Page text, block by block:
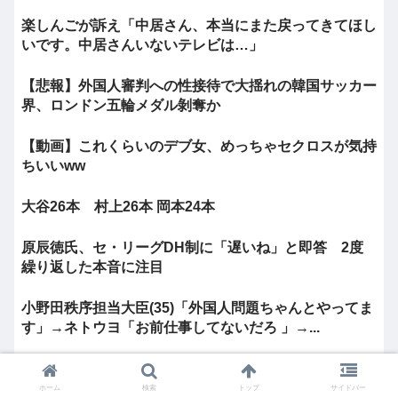
楽しんごが訴え「中居さん、本当にまた戻ってきてほし
いです。中居さんいないテレビは…」
【悲報】外国人審判への性接待で大揺れの韓国サッカー
界、ロンドン五輪メダル剝奪か
【動画】これくらいのデブ女、めっちゃセクロスが気持
ちいいww
大谷26本 村上26本 岡本24本
原辰徳氏、セ・リーグDH制に「遅いね」と即答 2度
繰り返した本音に注目
小野田秩序担当大臣(35)「外国人問題ちゃんとやってま
す」→ネトウヨ「お前仕事してないだろ 」→...
「不当扱いだったか」張本美和に敗れた中国選手、タイ
ムアウト却下が物議も…母国ファンは辛辣「負けて...
ホーム 検索 トップ サイドバー